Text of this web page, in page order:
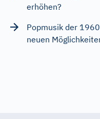
erhöhen?
Popmusik der
neuen